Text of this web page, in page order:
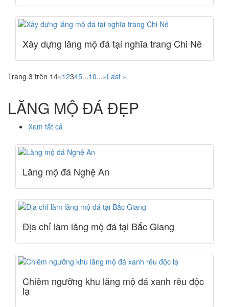
Xây dựng lăng mộ đá tại nghĩa trang Chi Nê
Trang 3 trên 14«12345...10...»Last »
LĂNG MỘ ĐÁ ĐẸP
Xem tất cả
Lăng mộ đá Nghệ An
Địa chỉ làm lăng mộ đá tại Bắc Giang
Chiêm ngưỡng khu lăng mộ đá xanh rêu độc
lạ